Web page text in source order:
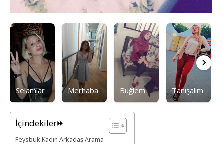
Selamlar Merhaba Buğlem Tanışalım
İçindekiler⏩
Feysbuk Kadın Arkadaş Arama